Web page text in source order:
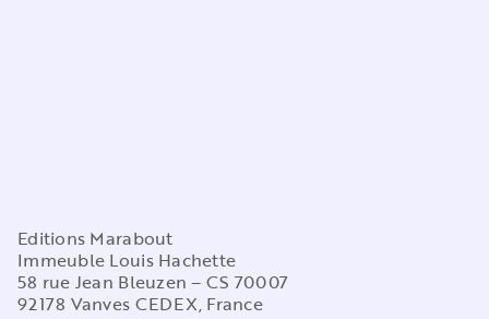
Editions Marabout
Immeuble Louis Hachette
58 rue Jean Bleuzen – CS 70007
92178 Vanves CEDEX, France